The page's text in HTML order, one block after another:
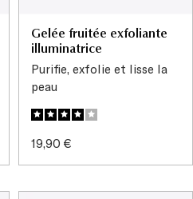
Gelée fruitée exfoliante
illuminatrice
Purifie, exfolie et lisse la
peau
Prix
19,90 €